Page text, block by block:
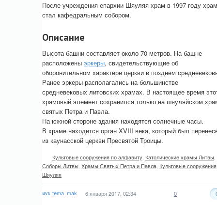
После учреждения епархии Шяуляя храм в 1997 году храм
стал кафедральным собором.
Описание
Высота башни составляет около 70 метров. На башне
расположены эркеры, свидетельствующие об
оборонительном характере церкви в позднем
Ранее эркеры располагались на большинстве
средневековых литовских храмах. В настоящее время
храмовый элемент сохранился только на шяуляйском
святых Петра и Павла.
На южной стороне здания находятся солнечные часы.
В храме находится орган XVIII века, который был
из каунасской церкви Пресвятой Троицы.
Культовые сооружения по алфавиту Католические храмы Литвы
Соборы Литвы Храмы Святых Петра и Павла Культовые сооружения
Шяуляя
tema_mak 6 января 2017, 02:34 0